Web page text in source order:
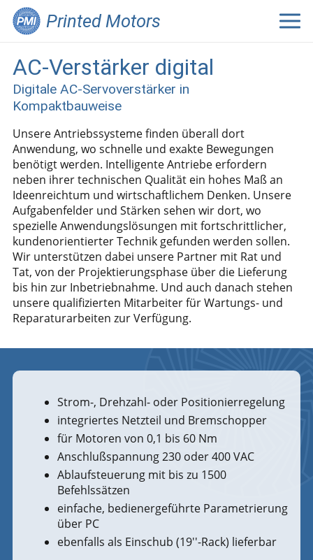
Printed Motors
AC-Verstärker digital
Digitale AC-Servoverstärker in
Kompaktbauweise
Unsere Antriebssysteme finden überall dort
Anwendung, wo schnelle und exakte Bewegungen
benötigt werden. Intelligente Antriebe erfordern
neben ihrer technischen Qualität ein hohes Maß an
Ideenreichtum und wirtschaftlichem Denken. Unsere
Aufgabenfelder und Stärken sehen wir dort, wo
spezielle Anwendungslösungen mit fortschrittlicher,
kundenorientierter Technik gefunden werden sollen.
Wir unterstützen dabei unsere Partner mit Rat und
Tat, von der Projektierungsphase über die Lieferung
bis hin zur Inbetriebnahme. Und auch danach stehen
unsere qualifizierten Mitarbeiter für Wartungs- und
Reparaturarbeiten zur Verfügung.
Strom-, Drehzahl- oder Positionierregelung
integriertes Netzteil und Bremschopper
für Motoren von 0,1 bis 60 Nm
Anschlußspannung 230 oder 400 VAC
Ablaufsteuerung mit bis zu 1500
Befehlssätzen
einfache, bedienergeführte Parametrierung
über PC
ebenfalls als Einschub (19''-Rack) lieferbar